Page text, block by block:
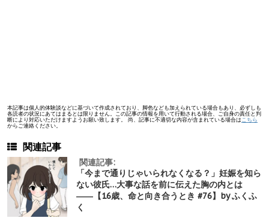
本記事は個人的体験談などに基づいて作成されており、脚色なども加えられている場合もあり、必ずしも
各読者の状況にあてはまるとは限りません。この記事の情報を用いて行動される場合、ご自身の責任と判
断により対応いただけますようお願い致します。 尚、記事に不適切な内容が含まれている場合はこちら
からご連絡ください。
関連記事
関連記事:
「今まで通りじゃいられなくなる？」妊娠を知ら
ない彼氏…大事な話を前に伝えた胸の内とは
――【16歳、命と向き合うとき #76】by ふくふ
く